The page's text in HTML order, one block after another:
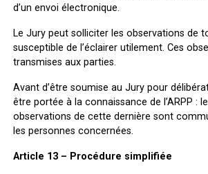
d’un envoi électronique.
Le Jury peut solliciter les observations de
susceptible de l’éclairer utilement. Ces
transmises aux parties.
Avant d’être soumise au Jury pour
être portée à la connaissance de l’ARPP :
observations de cette dernière sont
les personnes concernées.
Article 13 – Procédure simplifiée